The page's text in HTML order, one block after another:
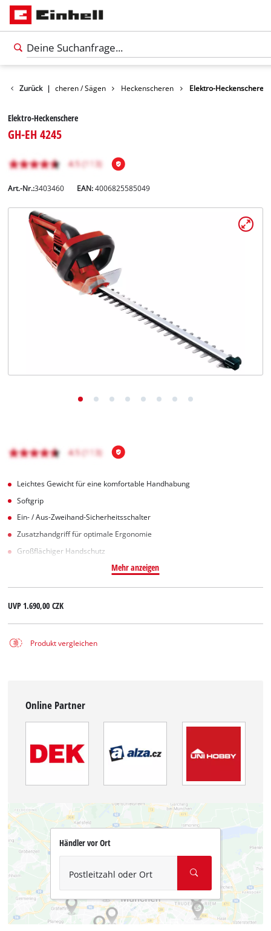
Deutsch
Zurück |
Gartenscheren / Sägen Heckenscheren Elektro-Heckenschere
Elektro-Heckenschere
GH-EH 4245
Art.-Nr.:3403460 EAN:4006825585049
Leichtes Gewicht für eine komfortable Handhabung
Softgrip
Ein- / Aus-Zweihand-Sicherheitsschalter
Zusatzhandgriff für optimale Ergonomie
Großflächiger Handschutz
Mehr anzeigen
UVP1.690,00 CZK
Produkt vergleichen
Online Partner
Händler vor Ort
Postleitzahl oder Ort